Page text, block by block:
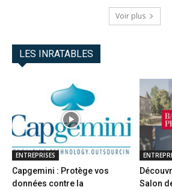
Voir plus
LES INRATABLES
ENTREPRISES
Capgemini : Protège vos
données contre la
Salon